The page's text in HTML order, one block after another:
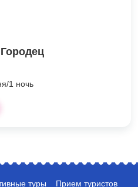
1 ночь
туры Прием туристов